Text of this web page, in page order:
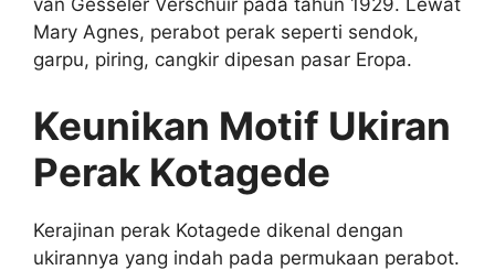
van Gesseler Verschuir pada tahun 1929. Lewat
Mary Agnes, perabot perak seperti sendok,
garpu, piring, cangkir dipesan pasar Eropa.
Keunikan Motif Ukiran
Perak Kotagede
Kerajinan perak Kotagede dikenal dengan
ukirannya yang indah pada permukaan perabot.